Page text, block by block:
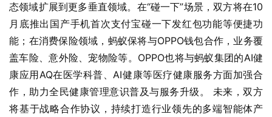
态领域扩展到更多垂直领域。在“碰一下”场景，双方将在10
月底推出国产手机首次支付宝碰一下发红包功能等便捷功
能；在消费保险领域，蚂蚁保将与OPPO钱包合作，业务覆
盖车险、意外险、宠物险等。OPPO也将与蚂蚁集团的AI健
康应用AQ在医学科普、AI健康等医疗健康服务方面加强合
作，助力全民健康管理意识普及与服务升级。 未来，双方
将基于战略合作协议，持续打造行业领先的多端智能体产